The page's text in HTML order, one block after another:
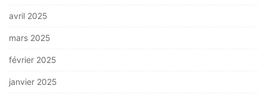
avril 2025
mars 2025
février 2025
janvier 2025